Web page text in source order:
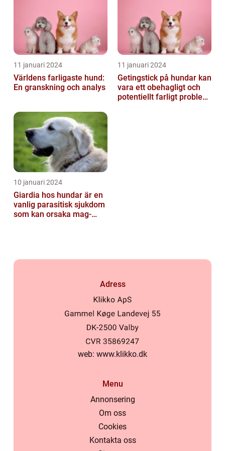
11 januari 2024
Världens farligaste hund:
En granskning och analys
11 januari 2024
Getingstick på hundar kan
vara ett obehagligt och
potentiellt farligt problem
10 januari 2024
Giardia hos hundar är en
vanlig parasitisk sjukdom
som kan orsaka mag-
Adress
web: www.klikko.dk
Menu
Annonsering
Om oss
Cookies
Kontakta oss